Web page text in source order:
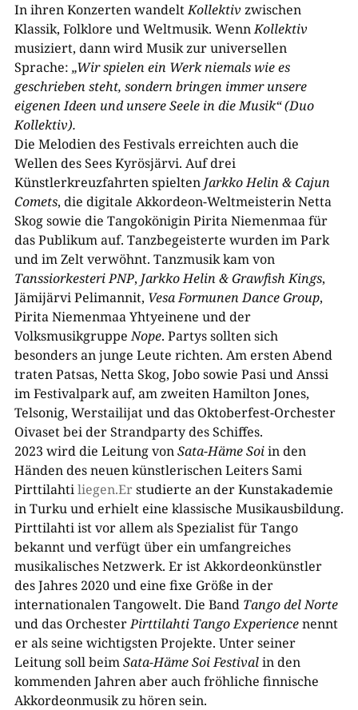
In ihren Konzerten wandeltKollektiv zwischen
Klassik, Folklore und Weltmusik. WennKollektiv
musiziert, dann wird Musik zur universellen
Sprache: „Wir spielen ein Werk niemals wie es
geschrieben steht, sondern bringen immer unsere
eigenen Ideen und unsere Seele in die Musik“ (Duo
Kollektiv).
Die Melodien des Festivals erreichten auch die
Wellen des Sees Kyrösjärvi. Auf drei
Künstlerkreuzfahrten spielten Jarkko Helin & Cajun
Comets, die digitale Akkordeon-​Weltmeisterin Netta
Skog sowie die Tangokönigin Pirita Niemenmaa für
das Publikum auf. Tanzbegeisterte wurden im Park
und im Zelt verwöhnt. Tanzmusik kam von
Tanssiorkesteri PNP, Jarkko Helin & Grawfish Kings,
Jämijärvi Pelimannit, Vesa Formunen Dance Group,
Pirita Niemenmaa Yhtyeinene und der
VolksmusikgruppeNope. Partys sollten sich
besonders an junge Leute richten. Am ersten Abend
traten Patsas, Netta Skog, Jobo sowie Pasi und Anssi
im Festivalpark auf, am zweiten Hamilton Jones,
Telsonig, Werstailijat und das Oktoberfest-​Orchester
Oivaset bei der Strandparty des Schiffes.
2023 wird die Leitung vonSata-​Häme Soiin den
Händen des neuen künstlerischen Leiters Sami
Pirttilahtiliegen.Erstudierte an der Kunstakademie
in Turku und erhielt eine klassische Musikausbildung.
Pirttilahti ist vor allem als Spezialist für Tango
bekannt und verfügt über ein umfangreiches
musikalisches Netzwerk. Er ist Akkordeonkünstler
des Jahres 2020 und eine fixe Größe in der
internationalen Tangowelt. Die Band Tango del Norte
und das OrchesterPirttilahti Tango Experiencenennt
er als seine wichtigsten Projekte. Unter seiner
Leitung soll beimSata-​Häme Soi Festivalin den
kommenden Jahren aber auch fröhliche finnische
Akkordeonmusik zu hören sein.